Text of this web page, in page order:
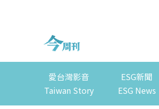
愛台灣影音
Taiwan Story
ESG新聞
ESG News